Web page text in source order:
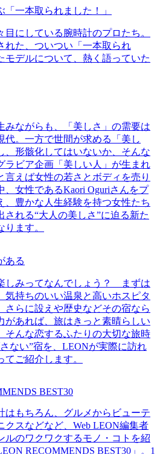
一本取られました！」
にしている腕時計のプロたち。
れた、ついつい「一本取られ
モデルについて、熱く語っていた
みながらも、「美しさ」の需要は
代。一方で世間が求める「美し
、形骸化してはいないか、そんな
ラビア企画「美しい人」が生まれ
言えば女性の若さとボディを売り
、女性であるKaori Oguriさんをプ
、豊かな人生経験を持つ女性たち
される“大人の美しさ”に迫る新た
ます。
ある
しみってなんでしょう？ まずは
気持ちのいい温泉と高いホスピタ
さらに設えや歴史などその宿なら
があれば、旅はきっと素晴らしい
そんな恋するふたりの大切な旅時
ない”宿を、LEONが実際に訪れ
ご紹介します。
BEST30
はもちろん、グルメからビューテ
クスなどなど、Web LEON編集者
ルのワクワクするモノ・コトを紹
RECOMMENDS BEST30」。1